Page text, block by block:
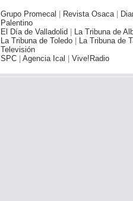
Grupo Promecal Revista Osaca
Palentino
El Día de Valladolid
La Tribuna de
La Tribuna de Toledo
La Tribuna de
Televisión
SPC
Agencia Ical Vive!Radio